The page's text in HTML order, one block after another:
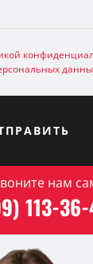
нам
113-